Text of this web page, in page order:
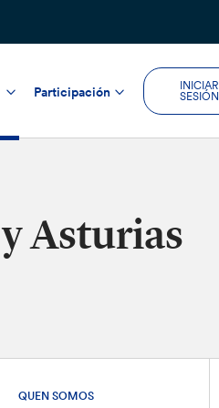
Participación
INICIAR
SESIÓN
Asturias
QUEN SOMOS